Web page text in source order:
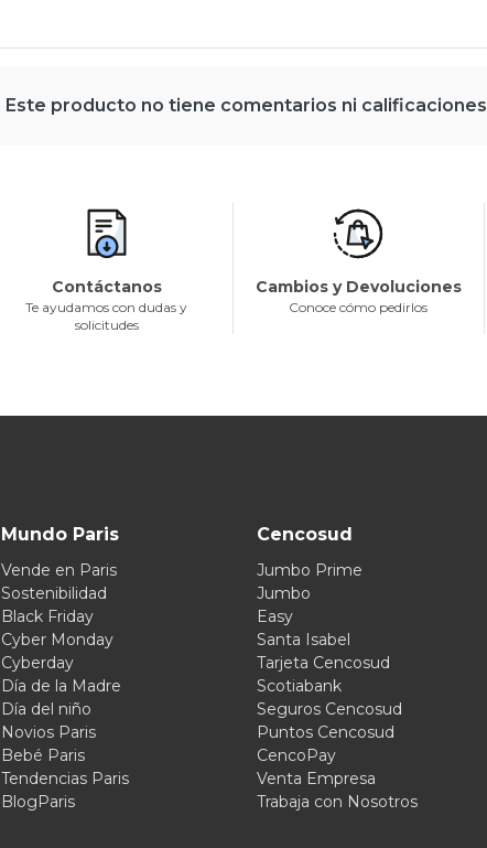
Este producto no tiene comentarios ni calificaciones
Contáctanos
Te ayudamos con dudas y
solicitudes
Cambios y Devoluciones
Conoce cómo pedirlos
Mundo Paris
Vende en Paris
Sostenibilidad
Black Friday
Cyber Monday
Cyberday
Día de la Madre
Día del niño
Novios Paris
Bebé Paris
Tendencias Paris
BlogParis
Cencosud
Jumbo Prime
Jumbo
Easy
Santa Isabel
Tarjeta Cencosud
Scotiabank
Seguros Cencosud
Puntos Cencosud
CencoPay
Venta Empresa
Trabaja con Nosotros